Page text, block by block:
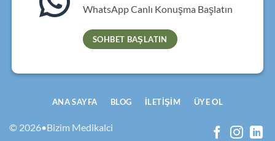
WhatsApp Canlı Konuşma Başlatın
SOHBET BAŞLATIN
© 2026•Bizim Medikalci
ANA SAYFA BLOG İLETIŞIM ÜYE OL